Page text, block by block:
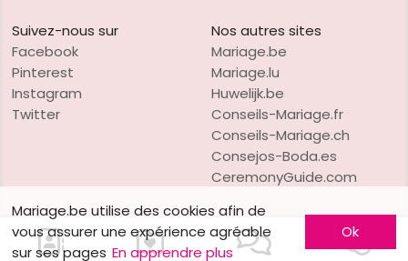
Suivez-nous sur
Facebook
Pinterest
Instagram
Twitter
Nos autres sites
Mariage.be
Mariage.lu
Huwelijk.be
Conseils-Mariage.fr
Conseils-Mariage.ch
Consejos-Boda.es
CeremonyGuide.com
VO PublishingCopyright © 1997-2026 Mariage.be
Mariage.be utilise des cookies afin de
vous assurer une expérience agréable
sur ses pages En apprendre plus
Ok